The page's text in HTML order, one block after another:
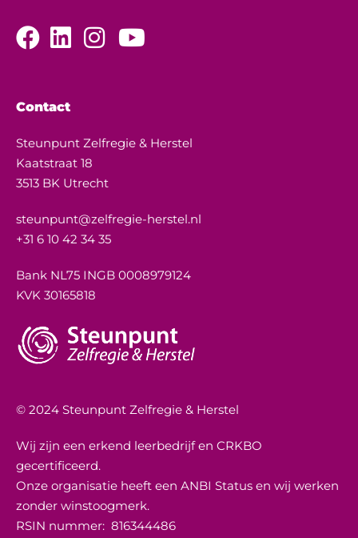
Contact
Steunpunt Zelfregie & Herstel
Kaatstraat 18
3513 BK Utrecht
steunpunt@zelfregie-herstel.nl
+31 6 10 42 34 35
Bank NL75 INGB 0008979124
KVK 30165818
© 2024 Steunpunt Zelfregie & Herstel
Wij zijn een erkend leerbedrijf en CRKBO
gecertificeerd.
Onze organisatie heeft een ANBI Status en wij werken
zonder winstoogmerk.
RSIN nummer: 816344486